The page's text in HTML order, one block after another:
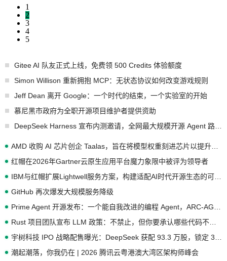
1
2
3
4
5
Gitee AI 队友正式上线，免费领 500 Credits 体验额度
Simon Willison 重新拥抱 MCP：无状态协议如何改变游戏规则
Jeff Dean 离开 Google：一个时代的结束，一个实验室的开始
慕尼黑市政府为全职开源项目维护者提供资助
红帽在2026年Gartner云原生应用平台魔力象限中被评为领导者
GitHub 再次爆发大规模服务降级
潮起潮落，你我仍在 | 2026 腾讯云粤港澳大湾区架构师峰会